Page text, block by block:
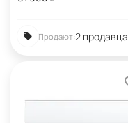
Продают:2 продавца